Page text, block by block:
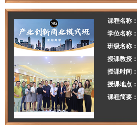
课程名称
学位名称
班级名称
授课教授
授课时间
授课地点
课程简要